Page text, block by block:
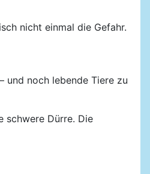
nicht einmal die Gefahr.
und noch lebende Tiere zu
schwere Dürre. Die